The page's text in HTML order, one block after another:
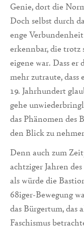
Genie, dort die
Doch selbst durch
enge
erkennbar, die trotz
eigene war. Dass
mehr zutraute, dass
19. Jahrhundert
gehe
das Phänomen des
den Blick zu
Denn auch zum
achtziger Jahren
als würde die
68iger-Bewegung
das Bürgertum, das
Faschismus